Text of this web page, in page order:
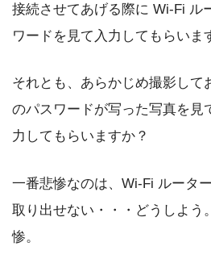
接続させてあげる際に Wi-Fi ル
ワードを見て入力してもらいま
それとも、あらかじめ撮影して
のパスワードが写った写真を見
力してもらいますか？
一番悲惨なのは、Wi-Fi ルータ
取り出せない・・・どうしよう
惨。